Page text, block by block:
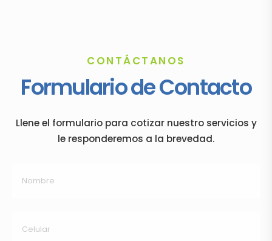
CONTÁCTANOS
Formulario de Contacto
Llene el formulario para cotizar nuestro servicios y
le responderemos a la brevedad.